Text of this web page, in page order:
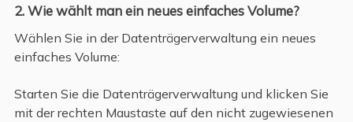
2. Wie wählt man ein neues einfaches Volume?
Wählen Sie in der Datenträgerverwaltung ein neues
einfaches Volume:
Starten Sie die Datenträgerverwaltung und klicken Sie
mit der rechten Maustaste auf den nicht zugewiesenen